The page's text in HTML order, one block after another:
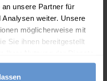
unsere Partner für
weiter. Unsere
möglicherweise mit
Sie ihnen bereitgestellt